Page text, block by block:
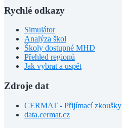
Rychlé odkazy
Simulátor
Analýza škol
Školy dostupné MHD
Přehled regionů
Jak vybrat a uspět
Zdroje dat
CERMAT - Přijímací zkoušky
data.cermat.cz